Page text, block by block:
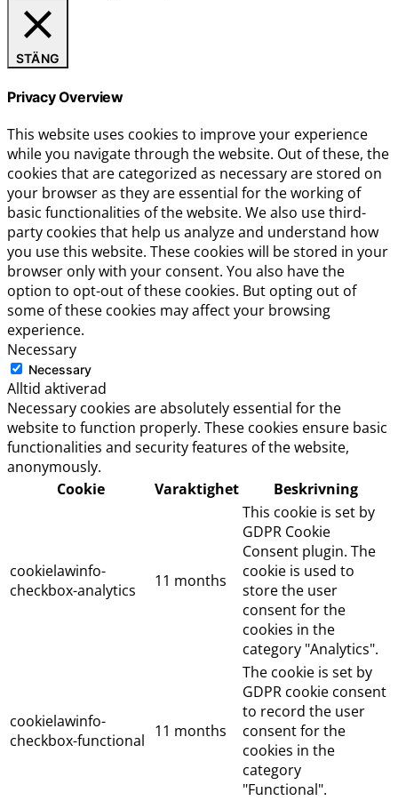
STÄNG
Privacy Overview
This website uses cookies to improve your experience
while you navigate through the website. Out of these, the
cookies that are categorized as necessary are stored on
your browser as they are essential for the working of
basic functionalities of the website. We also use third-
party cookies that help us analyze and understand how
you use this website. These cookies will be stored in your
browser only with your consent. You also have the
option to opt-out of these cookies. But opting out of
some of these cookies may affect your browsing
experience.
Necessary
Necessary
Alltid aktiverad
Necessary cookies are absolutely essential for the
website to function properly. These cookies ensure basic
functionalities and security features of the website,
anonymously.
Cookie
Varaktighet Beskrivning
cookielawinfo-
checkbox-analytics
11 months
This cookie is set by
GDPR Cookie
Consent plugin. The
cookie is used to
store the user
consent for the
cookies in the
category "Analytics".
cookielawinfo-
checkbox-functional 11 months
The cookie is set by
GDPR cookie consent
to record the user
consent for the
cookies in the
category
"Functional".